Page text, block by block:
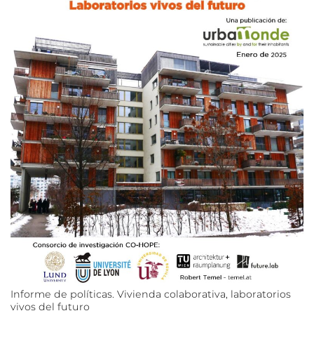
Informe de políticas. Vivienda colaborativa, laboratorios
vivos del futuro